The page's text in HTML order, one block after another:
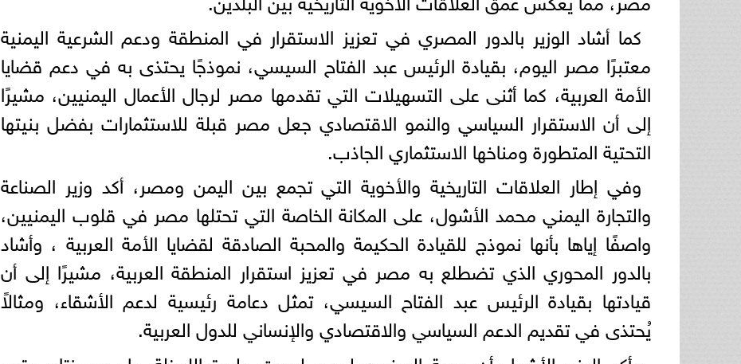
كما أشاد الوزير بالدور المصري في تعزيز الاستقرار في المنطقة ودعم الشرعية اليمنية
معتبرًا مصر اليوم، بقيادة الرئيس عبد الفتاح السيسي، نموذجًا يحتذى به في دعم قضايا
الأمة العربية، كما أثنى على التسهيلات التي تقدمها مصر لرجال الأعمال اليمنيين، مشيرًا
إلى أن الاستقرار السياسي والنمو الاقتصادي جعل مصر قبلة للاستثمارات بفضل بنيتها
التحتية المتطورة ومناخها الاستثماري الجاذب.
وفي إطار العلاقات التاريخية والأخوية التي تجمع بين اليمن ومصر، أكد وزير الصناعة
والتجارة اليمني محمد الأشول، على المكانة الخاصة التي تحتلها مصر في قلوب اليمنيين،
واصفًا إياها بأنها نموذج للقيادة الحكيمة والمحبة الصادقة لقضايا الأمة العربية ، وأشاد
بالدور المحوري الذي تضطلع به مصر في تعزيز استقرار المنطقة العربية، مشيرًا إلى أن
قيادتها بقيادة الرئيس عبد الفتاح السيسي، تمثل دعامة رئيسية لدعم الأشقاء، ومثالاً
يُحتذى في تقديم الدعم السياسي والاقتصادي والإنساني للدول العربية.